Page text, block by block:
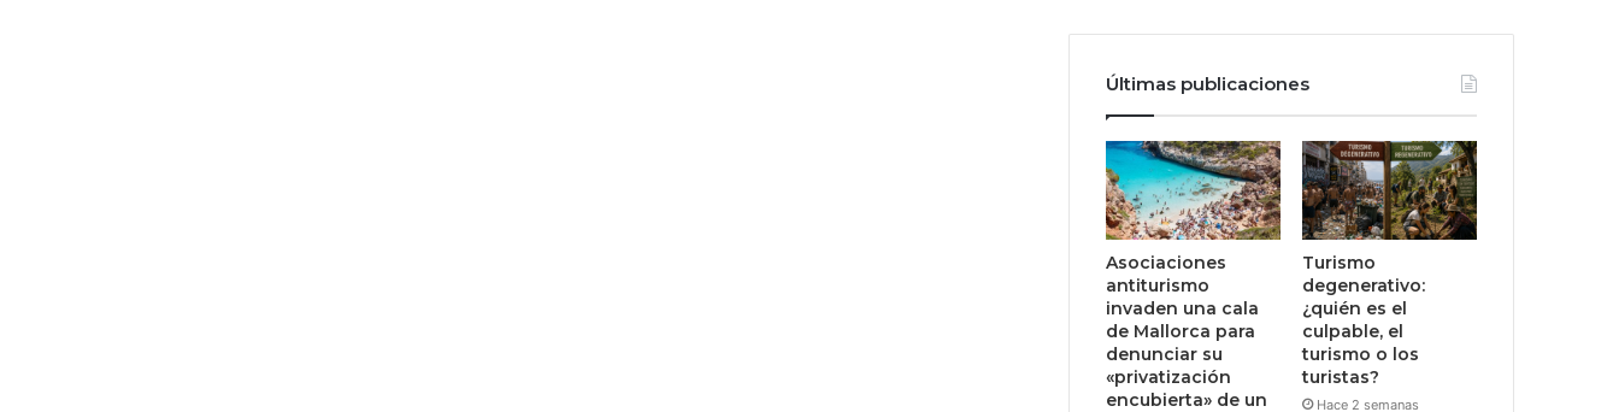
Últimas publicaciones
Asociaciones
antiturismo
invaden una cala
de Mallorca para
denunciar su
«privatización
encubierta» de un
Turismo
degenerativo:
¿quién es el
culpable, el
turismo o los
turistas?
Hace 2 semanas